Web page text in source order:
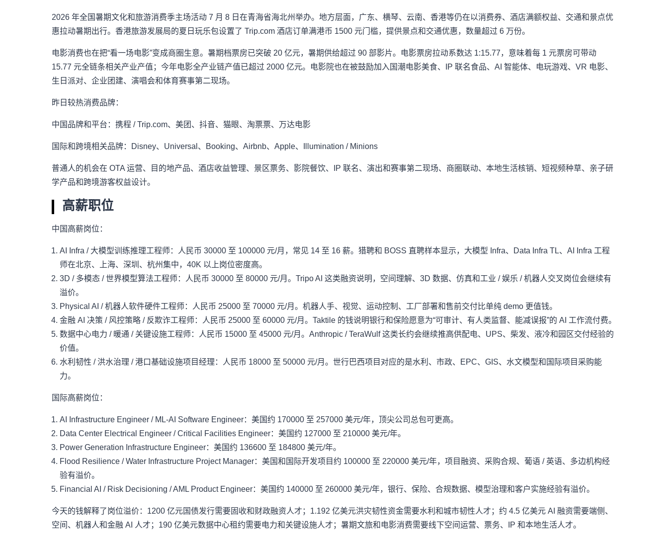
2026 年全国暑期文化和旅游消费季主场活动 7 月 8 日在青海省海北州举办。地方层面，广东、横琴、云南、香港等仍在以消费券、酒店满额权益、交通和景点优
惠拉动暑期出行。香港旅游发展局的夏日玩乐包设置了 Trip.com 酒店订单满港币 1500 元门槛，提供景点和交通优惠，数量超过 6 万份。
电影消费也在把“看一场电影”变成商圈生意。暑期档票房已突破 20 亿元，暑期供给超过 90 部影片。电影票房拉动系数达 1:15.77，意味着每 1 元票房可带动
15.77 元全链条相关产业产值；今年电影全产业链产值已超过 2000 亿元。电影院也在被鼓励加入国潮电影美食、IP 联名食品、AI 智能体、电玩游戏、VR 电影、
生日派对、企业团建、演唱会和体育赛事第二现场。
昨日较热消费品牌：
中国品牌和平台：携程 / Trip.com、美团、抖音、猫眼、淘票票、万达电影
国际和跨境相关品牌：Disney、Universal、Booking、Airbnb、Apple、Illumination / Minions
普通人的机会在 OTA 运营、目的地产品、酒店收益管理、景区票务、影院餐饮、IP 联名、演出和赛事第二现场、商圈联动、本地生活核销、短视频种草、亲子研
学产品和跨境游客权益设计。
高薪职位
中国高薪岗位：
AI Infra / 大模型训练推理工程师：人民币 30000 至 100000 元/月，常见 14 至 16 薪。猎聘和 BOSS 直聘样本显示，大模型 Infra、Data Infra TL、AI Infra 工程
师在北京、上海、深圳、杭州集中，40K 以上岗位密度高。
3D / 多模态 / 世界模型算法工程师：人民币 30000 至 80000 元/月。Tripo AI 这类融资说明，空间理解、3D 数据、仿真和工业 / 娱乐 / 机器人交叉岗位会继续有
溢价。
Physical AI / 机器人软件硬件工程师：人民币 25000 至 70000 元/月。机器人手、视觉、运动控制、工厂部署和售前交付比单纯 demo 更值钱。
金融 AI 决策 / 风控策略 / 反欺诈工程师：人民币 25000 至 60000 元/月。Taktile 的钱说明银行和保险愿意为“可审计、有人类监督、能减误报”的 AI 工作流付费。
数据中心电力 / 暖通 / 关键设施工程师：人民币 15000 至 45000 元/月。Anthropic / TeraWulf 这类长约会继续推高供配电、UPS、柴发、液冷和园区交付经验的
价值。
水利韧性 / 洪水治理 / 港口基础设施项目经理：人民币 18000 至 50000 元/月。世行巴西项目对应的是水利、市政、EPC、GIS、水文模型和国际项目采购能
力。
国际高薪岗位：
AI Infrastructure Engineer / ML-AI Software Engineer：美国约 170000 至 257000 美元/年，顶尖公司总包可更高。
Data Center Electrical Engineer / Critical Facilities Engineer：美国约 127000 至 210000 美元/年。
Power Generation Infrastructure Engineer：美国约 136600 至 184800 美元/年。
Flood Resilience / Water Infrastructure Project Manager：美国和国际开发项目约 100000 至 220000 美元/年，项目融资、采购合规、葡语 / 英语、多边机构经
验有溢价。
Financial AI / Risk Decisioning / AML Product Engineer：美国约 140000 至 260000 美元/年，银行、保险、合规数据、模型治理和客户实施经验有溢价。
今天的钱解释了岗位溢价：1200 亿元国债发行需要固收和财政融资人才；1.192 亿美元洪灾韧性资金需要水利和城市韧性人才；约 4.5 亿美元 AI 融资需要端侧、
空间、机器人和金融 AI 人才；190 亿美元数据中心租约需要电力和关键设施人才；暑期文旅和电影消费需要线下空间运营、票务、IP 和本地生活人才。